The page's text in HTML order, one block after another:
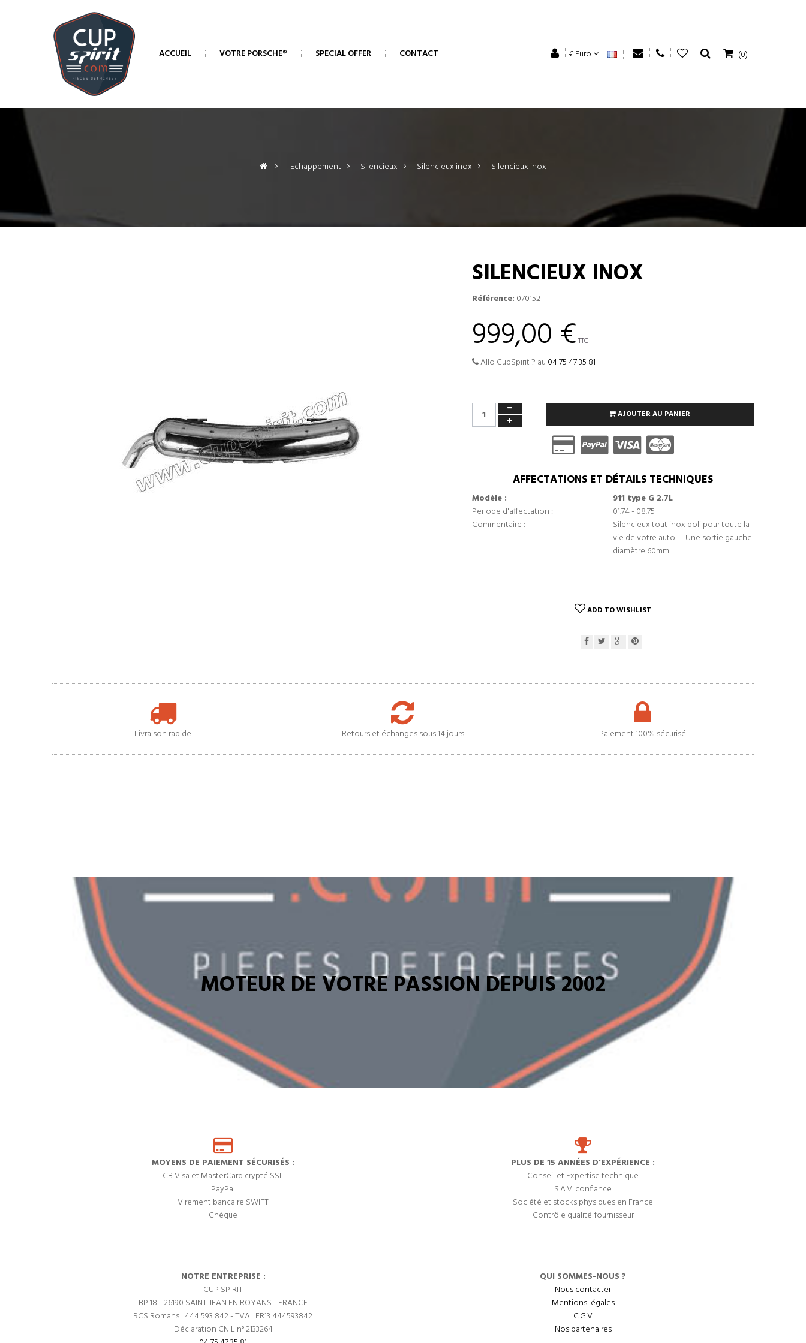
ACCUEIL VOTRE PORSCHE® SPECIAL OFFER CONTACT € Euro (0)
> Echappement > Silencieux > Silencieux inox > Silencieux inox
SILENCIEUX INOX
Référence: 070152
999,00 € TTC
Allo CupSpirit ? au 04 75 47 35 81
AJOUTER AU PANIER
AFFECTATIONS ET DÉTAILS TECHNIQUES
Modèle :
911 type G 2.7L
Periode d'affectation :
01.74 - 08.75
Commentaire :
Silencieux tout inox poli pour toute la
vie de votre auto ! - Une sortie gauche
diamètre 60mm
ADD TO WISHLIST
Livraison rapide Retours et échanges sous 14 jours Paiement 100% sécurisé
MOTEUR DE VOTRE PASSION DEPUIS 2002
MOYENS DE PAIEMENT SÉCURISÉS :
CB Visa et MasterCard crypté SSL
PayPal
Virement bancaire SWIFT
Chèque
PLUS DE 15 ANNÉES D'EXPÉRIENCE :
Conseil et Expertise technique
S.A.V. confiance
Société et stocks physiques en France
Contrôle qualité fournisseur
NOTRE ENTREPRISE :
CUP SPIRIT
BP 18 - 26190 SAINT JEAN EN ROYANS - FRANCE
RCS Romans : 444 593 842 - TVA : FR13 444593842.
Déclaration CNIL n° 2133264
QUI SOMMES-NOUS ?
Nous contacter
Mentions légales
C.G.V
Nos partenaires